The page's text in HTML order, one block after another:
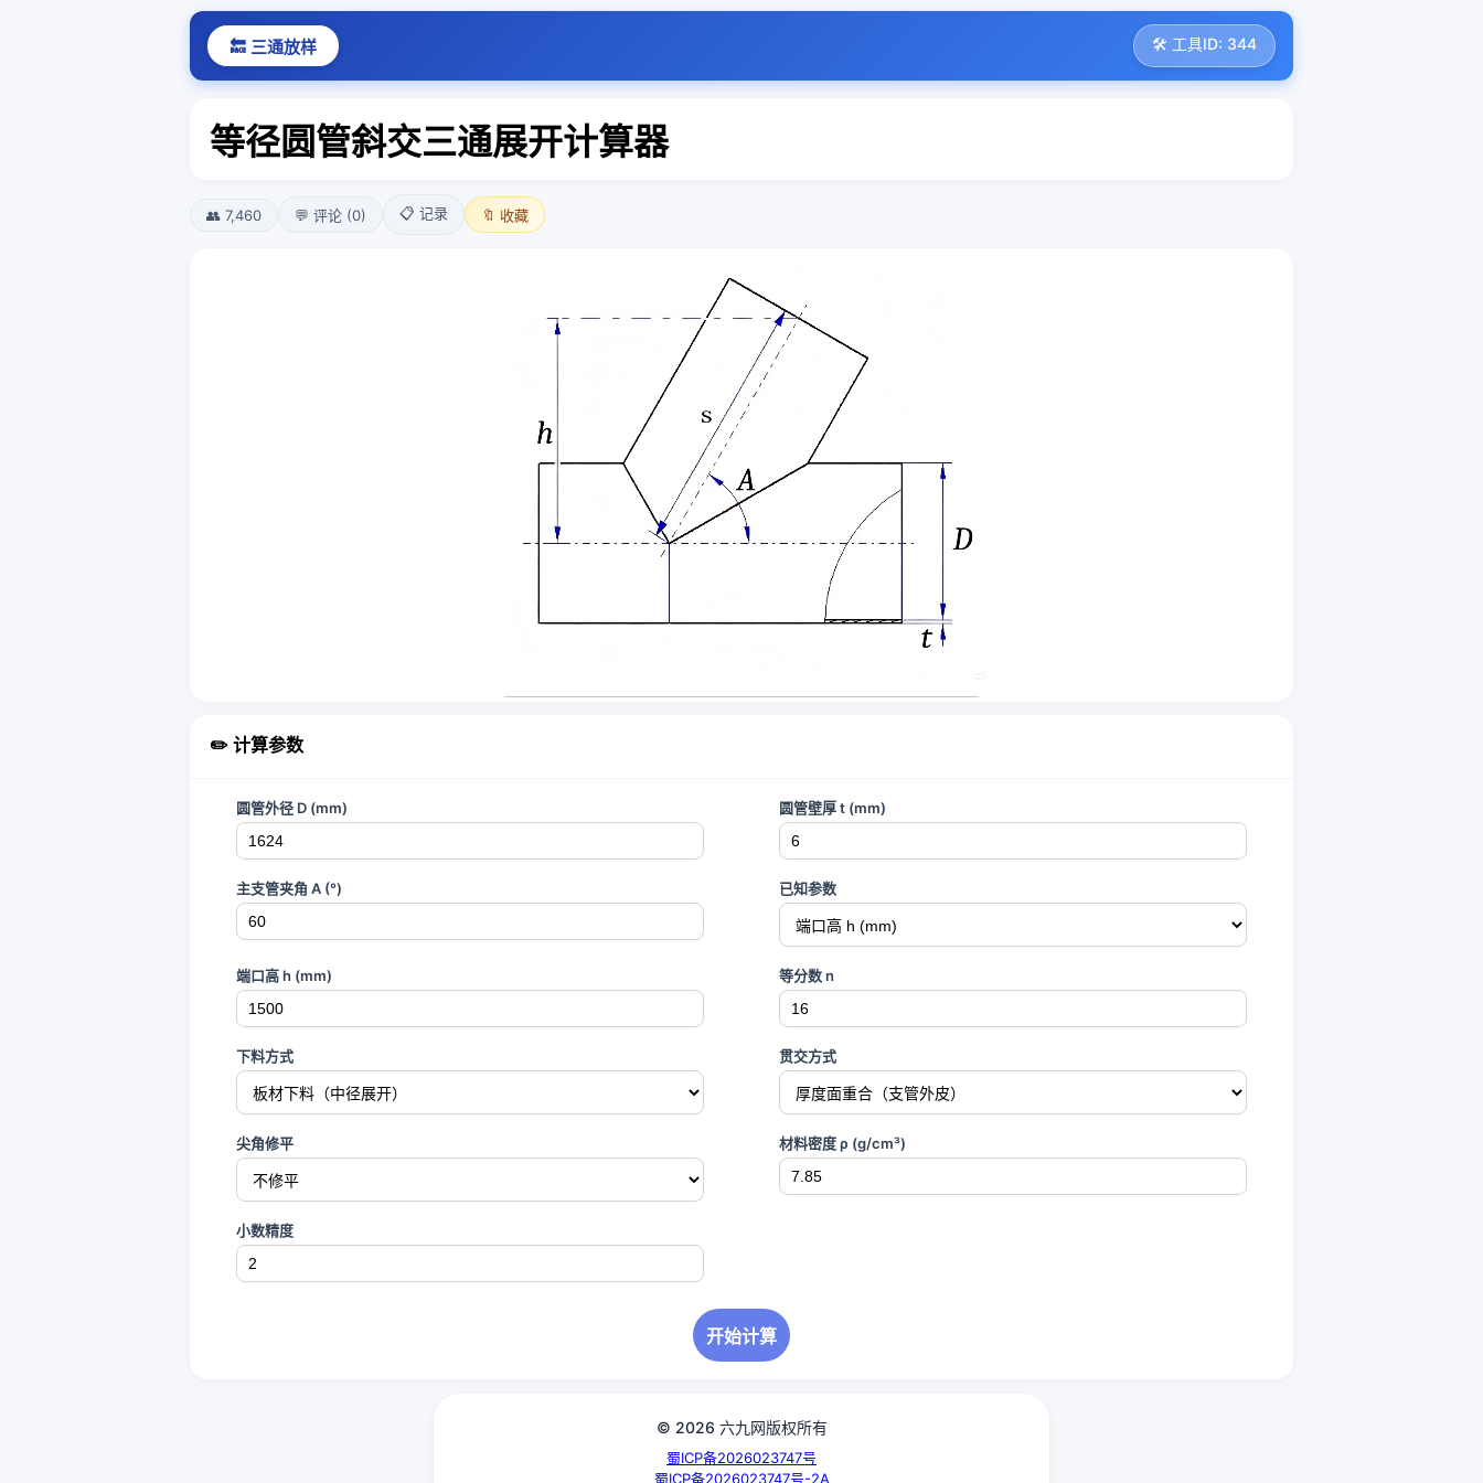
🔙 三通放样 🛠️ 工具ID: 344
等径圆管斜交三通展开计算器
👥 7,460 💬 评论 (0) 📋 记录 🔖 收藏
✏️ 计算参数
圆管外径 D (mm) 圆管壁厚 t (mm)
主支管夹角 A (°) 已知参数
端口高 h (mm) 等分数 n
下料方式 贯交方式
尖角修平 材料密度 ρ (g/cm³)
小数精度
开始计算
© 2026 六九网版权所有
蜀ICP备2026023747号
蜀ICP备2026023747号-2A